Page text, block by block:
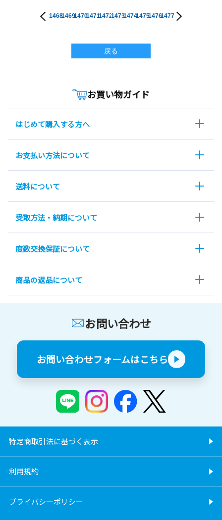
1468146914701471147214731474147514761477
戻る
お買い物ガイド
はじめて購入する方へ
お支払い方法について
送料について
受取方法・納期について
度数交換保証について
商品の返品について
お問い合わせ
お問い合わせフォームはこちら
特定商取引法に基づく表示
利用規約
プライバシーポリシー